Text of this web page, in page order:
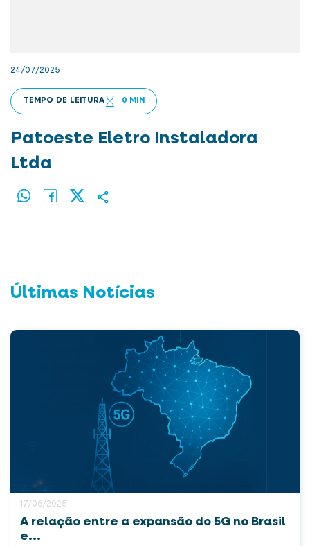
24/07/2025
TEMPO DE LEITURA 0 MIN
Patoeste Eletro Instaladora
Ltda
Últimas Notícias
17/06/2025
A relação entre a expansão do 5G no Brasil
e...